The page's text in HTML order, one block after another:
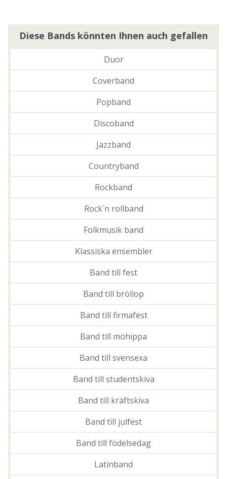
Diese Bands könnten Ihnen auch gefallen
Duor
Coverband
Popband
Discoband
Jazzband
Countryband
Rockband
Rock`n rollband
Folkmusik band
Klassiska ensembler
Band till fest
Band till bröllop
Band till firmafest
Band till möhippa
Band till svensexa
Band till studentskiva
Band till kräftskiva
Band till julfest
Band till födelsedag
Latinband